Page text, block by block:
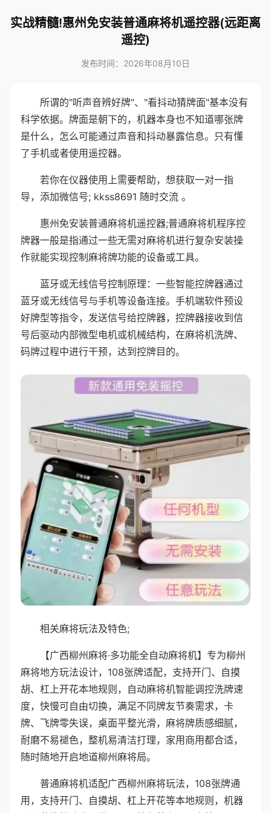
实战精髓!惠州免安装普通麻将机遥控器(远距离
遥控)
发布时间：2026年08月10日
所谓的"听声音辨好牌"、"看抖动猜牌面"基本没有
科学依据。牌面是朝下的，机器本身也不知道哪张牌
是什么，怎么可能通过声音和抖动暴露信息。只有懂
了手机或者使用遥控器。
若你在仪器使用上需要帮助，想获取一对一指
导，添加微信号; kkss8691 随时交流 。
惠州免安装普通麻将机遥控器;普通麻将机程序控
牌器一般是指通过一些无需对麻将机进行复杂安装操
作就能实现控制麻将牌功能的设备或工具。
蓝牙或无线信号控制原理：一些智能控牌器通过
蓝牙或无线信号与手机等设备连接。手机端软件预设
好牌型等指令，发送信号给控牌器，控牌器接收到信
号后驱动内部微型电机或机械结构，在麻将机洗牌、
码牌过程中进行干预，达到控牌目的。
相关麻将玩法及特色;
【广西柳州麻将·多功能全自动麻将机】专为柳州
麻将地方玩法设计，108张牌适配，支持开门、自摸
胡、杠上开花本地规则，自动麻将机智能调控洗牌速
度，快慢可自由切换，满足不同牌友节奏需求，卡
牌、飞牌零失误，桌面平整光滑，麻将牌质感细腻，
耐磨不易褪色，整机易清洁打理，家用商用都合适，
随时随地开启地道柳州麻将局。
普通麻将机适配广西柳州麻将玩法，108张牌通
用，支持开门、自摸胡、杠上开花等本地规则，机器